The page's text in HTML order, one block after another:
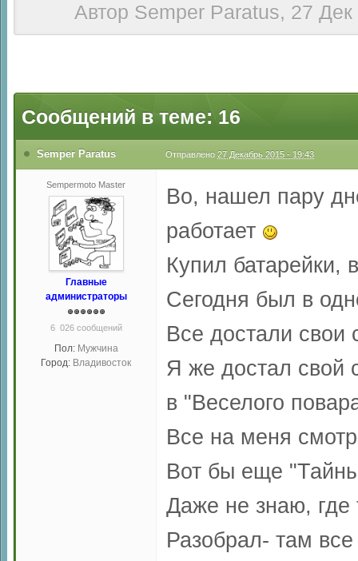
Автор Semper Paratus, 27
Сообщений в теме: 16
Semper Paratus Отправлено 27 Декабрь 2015 - 19:43
Sempermoto Master
Главные
администраторы
6 026 сообщений
Пол: Мужчина
Город: Владивосток
Во, нашел пару
работает
Купил батарейки,
Сегодня был в
Все достали свои
Я же достал свой
в "Веселого
Все на меня
Вот бы еще
Даже не знаю, где
Разобрал- там